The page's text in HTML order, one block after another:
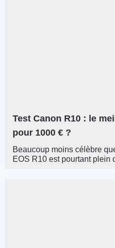
Test Canon R10 : le
pour 1000 € ?
Beaucoup moins célèbre
EOS R10 est pourtant plein